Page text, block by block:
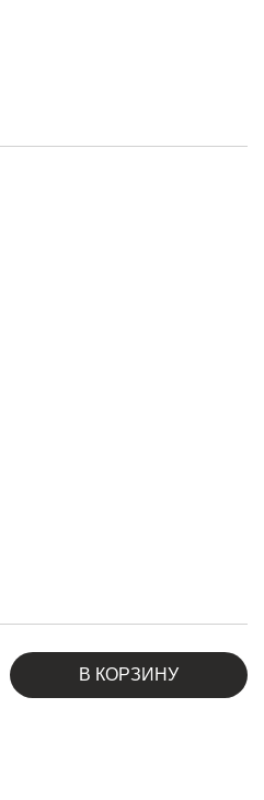
В КОРЗИНУ